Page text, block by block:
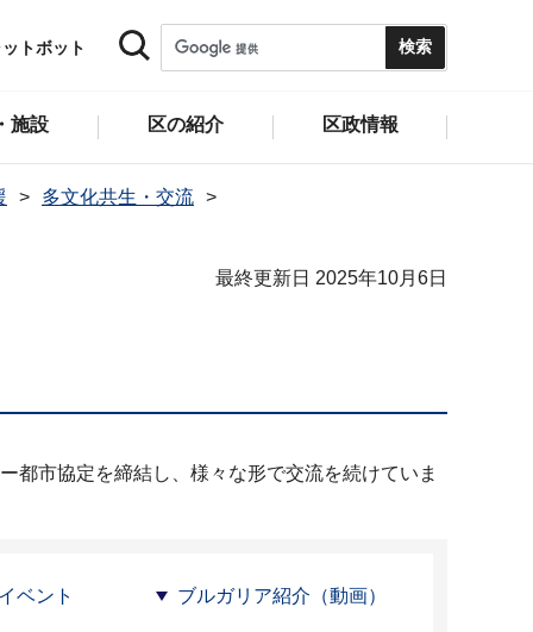
トボット
施設 区の紹介 区政情報
多文化共生・交流
最終更新日 2025年10月6日
都市協定を締結し、様々な形で交流を続けていま
ベント ブルガリア紹介（動画）